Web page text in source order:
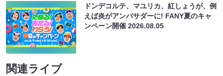
ドンデコルテ、マユリカ、紅しょうが、例
えば炎がアンバサダーに! FANY夏のキャ
ンペーン開催2026.08.05
関連ライブ